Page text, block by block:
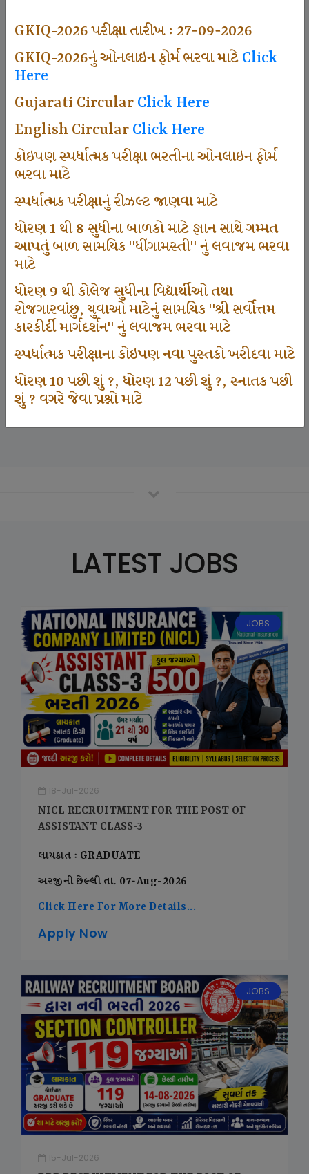
GKIQ-2026 પરીક્ષા તારીખ : 27-09-2026
GKIQ-2026નું ઓનલાઇન ફોર્મ ભરવા માટેClick
Here
Gujarati CircularClick Here
English CircularClick Here
કોઇપણ સ્પર્ધાત્મક પરીક્ષા ભરતીના ઓનલાઇન ફોર્મ
ભરવા માટે
સ્પર્ધાત્મક પરીક્ષાનું રીઝલ્ટ જાણવા માટે
ધોરણ 1 થી 8 સુધીના બાળકો માટે જ્ઞાન સાથે ગમ્મત
આપતું બાળ સામયિક "ધીંગામસ્તી" નું લવાજમ ભરવા
માટે
ધોરણ 9 થી કોલેજ સુધીના વિદ્યાર્થીઓ તથા
રોજગારવાંછુ, યુવાઓ માટેનું સામયિક "શ્રી સર્વોત્તમ
કારકીર્દી માર્ગદર્શન" નું લવાજમ ભરવા માટે
સ્પર્ધાત્મક પરીક્ષાના કોઇપણ નવા પુસ્તકો ખરીદવા માટે
ધોરણ 10 પછી શું ?, ધોરણ 12 પછી શું ?, સ્નાતક પછી
શું ? વગરે જેવા પ્રશ્નો માટે
494
665
Sarvottam Karkirdi Subscripton
1000
Participate School In GKIQ
125000
LATEST JOBS
JOBS
18-Jul-2026
NICL RECRUITMENT FOR THE POST OF
ASSISTANT CLASS-3
લાયકાત : GRADUATE
અરજીની છેલ્લી તા. 07-Aug-2026
Click Here For More Details...
Apply Now
JOBS
15-Jul-2026